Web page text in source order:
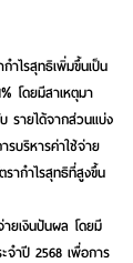
ำไรสุทธิเพิ่มขึ้นเป็น
โดยมีสาเหตุมา
รายได้จากส่วนแบ่ง
รบริหารค่าใช้จ่าย
ากำไรสุทธิที่สูงขึ้น
ยเงินปันผล โดยมี
ำปี 2568 เพื่อการ